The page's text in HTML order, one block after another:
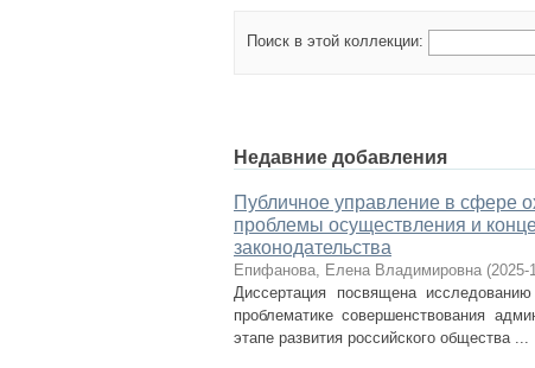
Поиск в этой коллекции:
Недавние добавления
Публичное управление в сфере
проблемы осуществления и
законодательства
Епифанова, Елена Владимировна (2025-
Диссертация посвящена
проблематике совершенствования
этапе развития российского общества ...